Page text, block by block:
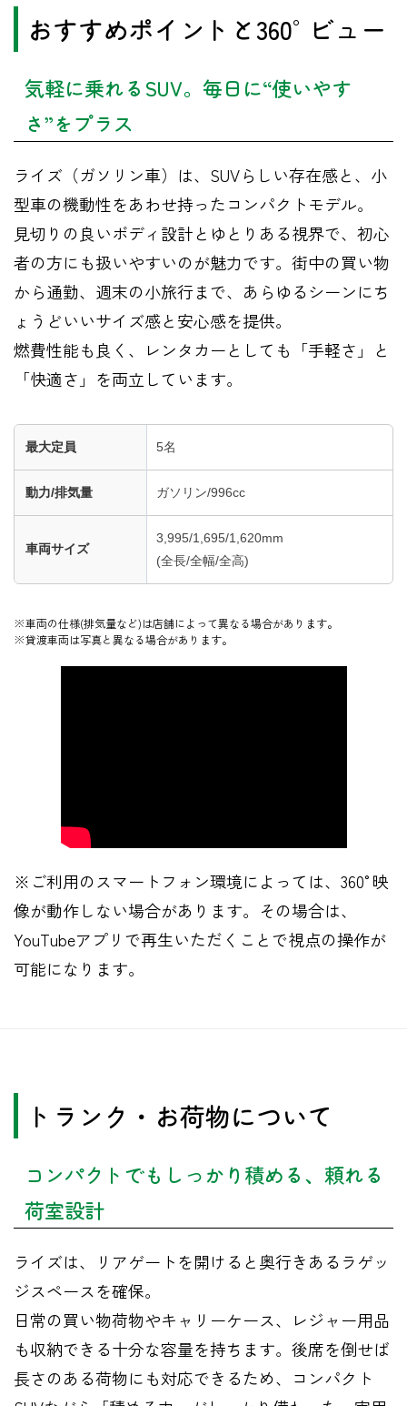
おすすめポイントと360°ビュー
気軽に乗れるSUV。毎日に“使いやす
さ”をプラス
ライズ（ガソリン車）は、SUVらしい存在感と、小
型車の機動性をあわせ持ったコンパクトモデル。
見切りの良いボディ設計とゆとりある視界で、初心
者の方にも扱いやすいのが魅力です。街中の買い物
から通勤、週末の小旅行まで、あらゆるシーンにち
ょうどいいサイズ感と安心感を提供。
燃費性能も良く、レンタカーとしても「手軽さ」と
「快適さ」を両立しています。
最大定員 5名
動力/排気量 ガソリン/996cc
車両サイズ
3,995/1,695/1,620mm
(全長/全幅/全高)
※車両の仕様(排気量など)は店舗によって異なる場合があります。
※貸渡車両は写真と異なる場合があります。
※ご利用のスマートフォン環境によっては、360°映
像が動作しない場合があります。その場合は、
YouTubeアプリで再生いただくことで視点の操作が
可能になります。
トランク・お荷物について
コンパクトでもしっかり積める、頼れる
荷室設計
ライズは、リアゲートを開けると奥行きあるラゲッ
ジスペースを確保。
日常の買い物荷物やキャリーケース、レジャー用品
も収納できる十分な容量を持ちます。後席を倒せば
長さのある荷物にも対応できるため、コンパクト